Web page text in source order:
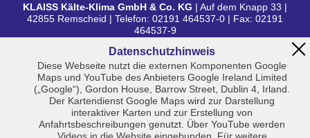
KLAISS Kälte-Klima GmbH & Co. KG | Auf dem Knapp 33 |
42855 Remscheid | Telefon: 02191 464537-0 | Fax: 02191
464537-9
Datenschutzhinweis
Diese Webseite nutzt die externen Komponenten Google
Maps und YouTube des Anbieters Google Ireland Limited
(„Google“), Gordon House, Barrow Street, Dublin 4, Irland.
Der Kartendienst Google Maps wird zur Darstellung
interaktiver Karten und zur Erstellung von
Anfahrtsbeschreibungen genutzt. Über YouTube werden